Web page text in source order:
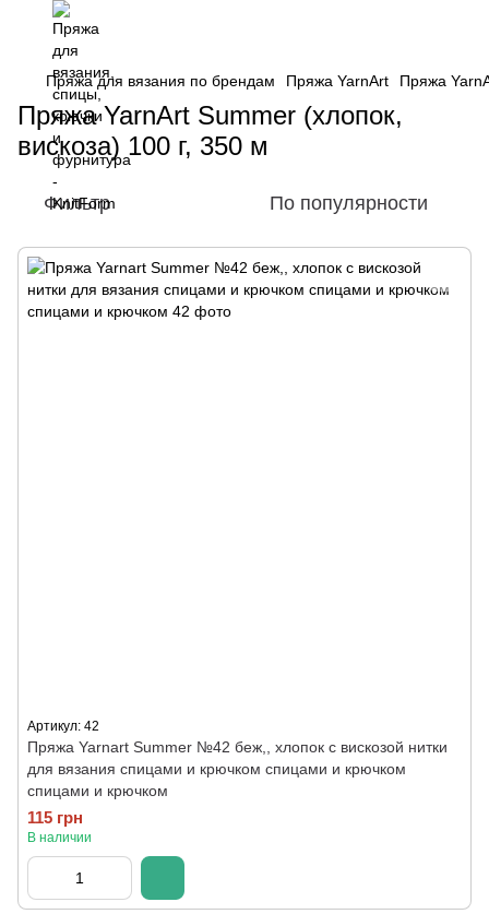
Пряжа для вязания по брендам Пряжа YarnArt Пряжа
Пряжа YarnArt Summer (хлопок,
вискоза) 100 г, 350 м
Фильтр По популярности
Артикул: 42
Пряжа Yarnart Summer №42 беж,, хлопок с вискозой нитки
для вязания спицами и крючком спицами и крючком
спицами и крючком
115 грн
В наличии